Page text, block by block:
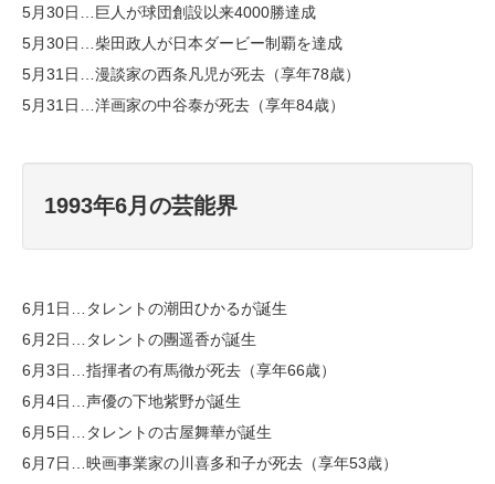
5月30日…巨人が球団創設以来4000勝達成
5月30日…柴田政人が日本ダービー制覇を達成
5月31日…漫談家の西条凡児が死去（享年78歳）
5月31日…洋画家の中谷泰が死去（享年84歳）
1993年6月の芸能界
6月1日…タレントの潮田ひかるが誕生
6月2日…タレントの團遥香が誕生
6月3日…指揮者の有馬徹が死去（享年66歳）
6月4日…声優の下地紫野が誕生
6月5日…タレントの古屋舞華が誕生
6月7日…映画事業家の川喜多和子が死去（享年53歳）